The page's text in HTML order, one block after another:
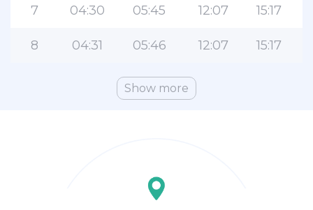
7 04:30 05:45 12:07 15:17
8 04:31 05:46 12:07 15:17
Show more